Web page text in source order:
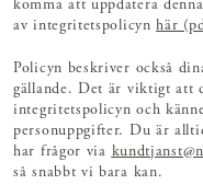
komma att uppdatera
av integritetspolicynhär
Policyn beskriver också
gällande. Det är viktigt att
integritetspolicyn och
personuppgifter. Du är
har frågor via
så snabbt vi bara kan.